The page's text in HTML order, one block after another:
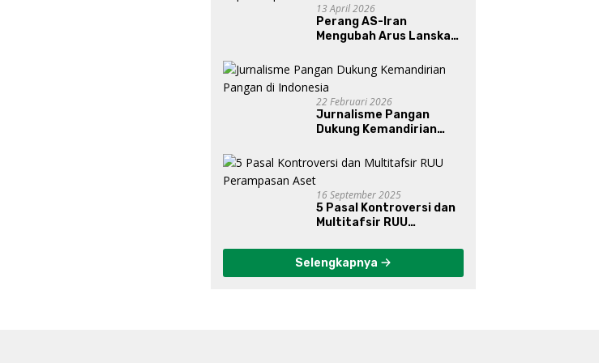
13 April 2026
Perang AS-Iran
Mengubah Arus Lanskap
Bawah Kepemimpinan
Prabowo-Gibran?
22 Februari 2026
Jurnalisme Pangan
Dukung Kemandirian
16 September 2025
5 Pasal Kontroversi dan
Multitafsir RUU
Selengkapnya